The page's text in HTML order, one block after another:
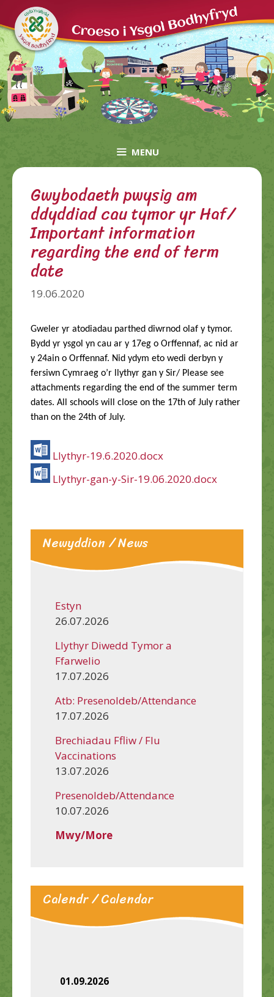
to
content
MENU
Gwybodaeth pwysig am
ddyddiad cau tymor yr Haf/
Important information
regarding the end of term
date
19.06.2020
Gweler yr atodiadau parthed diwrnod olaf y tymor.
Bydd yr ysgol yn cau ar y 17eg o Orffennaf, ac nid ar
y 24ain o Orffennaf. Nid ydym eto wedi derbyn y
fersiwn Cymraeg o’r llythyr gan y Sir/ Please see
attachments regarding the end of the summer term
dates. All schools will close on the 17th of July rather
than on the 24th of July.
Llythyr-19.6.2020.docx
Llythyr-gan-y-Sir-19.06.2020.docx
Newyddion / News
Estyn
26.07.2026
Llythyr Diwedd Tymor a
Ffarwelio
17.07.2026
Atb: Presenoldeb/Attendance
17.07.2026
Brechiadau Ffliw / Flu
Vaccinations
13.07.2026
Presenoldeb/Attendance
10.07.2026
Mwy/More
Calendr / Calendar
01.09.2026